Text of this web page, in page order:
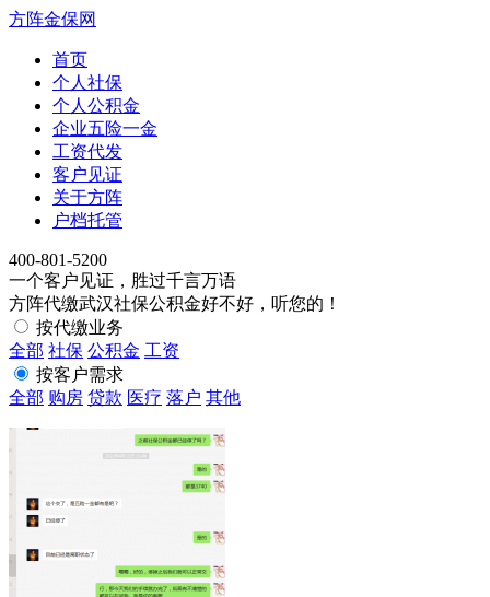
方阵金保网
首页
个人社保
个人公积金
企业五险一金
工资代发
客户见证
关于方阵
户档托管
400-801-5200
一个客户见证，胜过千言万语
方阵代缴武汉社保公积金好不好，听您的！
按代缴业务
全部 社保 公积金 工资
按客户需求
全部 购房 贷款 医疗 落户 其他